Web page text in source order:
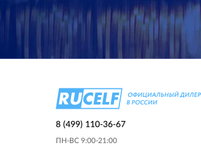
8 (499) 110-36-67
ПН-ВС 9:00-21:00